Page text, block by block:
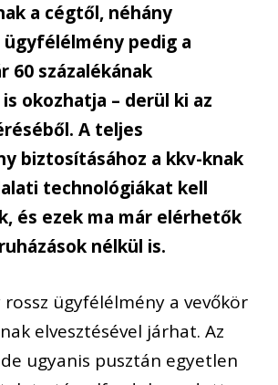
a cégtől, néhány
pedig a
60 százalékának
okozhatja – derül ki az
A teljes
biztosításához a kkv-knak
technológiákat kell
és ezek ma már elérhetők
nélkül is.
ügyfélélmény a vevőkör
elvesztésével járhat. Az
ugyanis pusztán egyetlen